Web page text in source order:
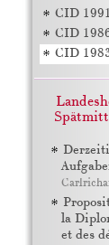
CID 1991
CID
CID
la
et des